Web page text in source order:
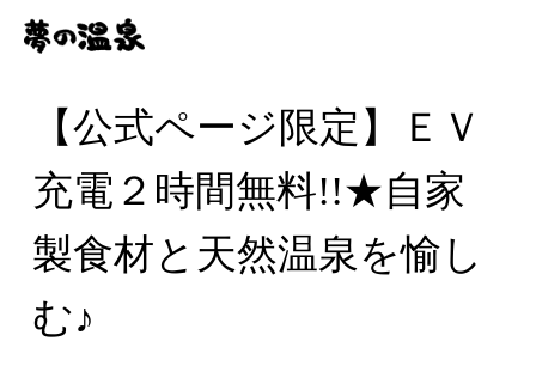
【公式ページ限定】ＥＶ
充電２時間無料!!★自家
製食材と天然温泉を愉し
む♪